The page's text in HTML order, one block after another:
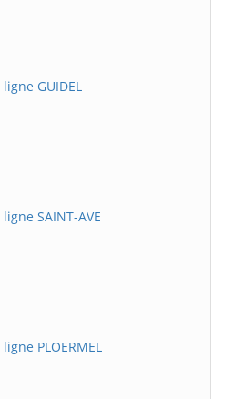
GUIDEL
SAINT-AVE
PLOERMEL